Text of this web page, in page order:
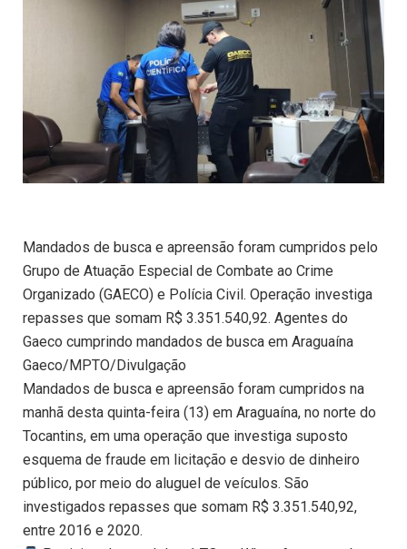
Mandados de busca e apreensão foram cumpridos pelo
Grupo de Atuação Especial de Combate ao Crime
Organizado (GAECO) e Polícia Civil. Operação investiga
repasses que somam R$ 3.351.540,92. Agentes do
Gaeco cumprindo mandados de busca em Araguaína
Gaeco/MPTO/Divulgação
Mandados de busca e apreensão foram cumpridos na
manhã desta quinta-feira (13) em Araguaína, no norte do
Tocantins, em uma operação que investiga suposto
esquema de fraude em licitação e desvio de dinheiro
público, por meio do aluguel de veículos. São
investigados repasses que somam R$ 3.351.540,92,
entre 2016 e 2020.